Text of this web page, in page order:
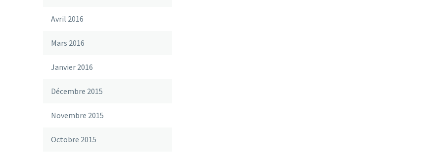
Avril 2016
Mars 2016
Janvier 2016
Décembre 2015
Novembre 2015
Octobre 2015